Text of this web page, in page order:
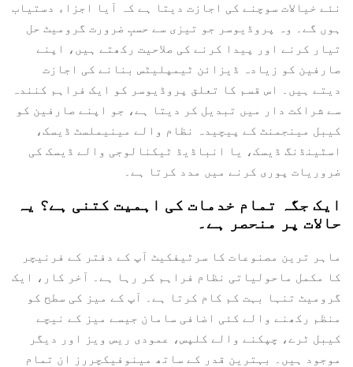
نئے خیالات سوچنے کی اجازت دیتا ہے کہ آیا اجزاء دستیاب
ہوں گے۔ وہ پروڈیوسر جو تیزی سے حسبِ ضرورت گرومیٹ حل
تیار کرنے اور پیدا کرنے کی صلاحیت رکھتے ہیں، اپنے
صارفین کو زیادہ ڈیزائن ٹیمپلیٹس بنانے کی اجازت
دیتے ہیں۔ اس قسم کا تعلق پروڈیوسر کو ایک فراہم کنندہ
سے شراکت دار میں تبدیل کر دیتا ہے، جو اپنے صارفین کو
کیبل مینجمنٹ کے پیچیدہ نظام والے مینیملسٹ ڈیسک،
اسٹینڈنگ ڈیسک، یا انباڈیڈ ٹیکنالوجی والے ڈیسک کی
ضروریات پوری کرنے میں مدد کرتا ہے۔
ایک جگہ تمام خدمات کی اہمیت کتنی ہے؟ یہ
حالات پر منحصر ہے۔
ماہر ترین مصنوعات کا سرٹیفکیٹ آپ کے دفتر کے فرنیچر
کا مکمل ماحولیاتی نظام فراہم کر رہا ہے۔ آخر کار، ایک
گرومیٹ تنہا بہت کم کام کرتا ہے۔ آپ کے میز کی سطح کو
منظم رکھنے والے کئی اضافی سامان جیسے میز کے نیچے
کیبل ٹرے، چپکنے والے کلپس، عمودی ریس ویز اور دیگر
موجود ہیں۔ بہترین قدر کے ساتھ مینوفیکچررز ان تمام